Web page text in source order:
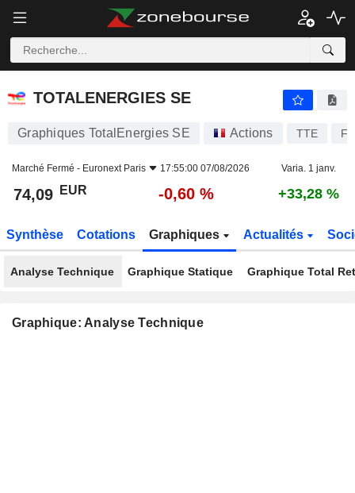
TOTALENERGIES SE
TOTALENERGIES SE
Graphiques TotalEnergies SE Actions TTE
Marché Fermé - Euronext Paris 17:55:00 07/08/2026 Varia. 1 janv.
74,09 EUR -0,60 % +33,28 %
Synthèse Cotations Graphiques Actualités
Analyse Technique Graphique Statique Graphique Total
Graphique: Analyse Technique